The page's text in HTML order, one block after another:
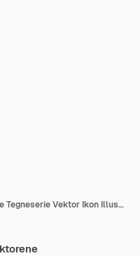
Søt Kul Panda Bruker Hettejakke Tegneserie Vektor Ikon Illustrasjon. Dyre Natur Isolert Flat